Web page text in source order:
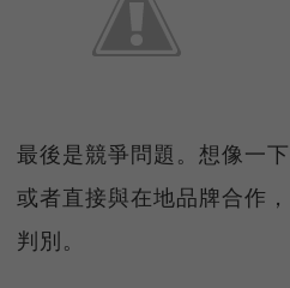
最後是競爭問題。想像一
或者直接與在地品牌合作
判別。